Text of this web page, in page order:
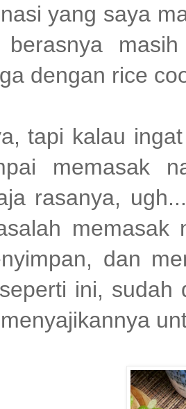
yang saya
berasnya
dengan rice
tapi kalau
memasak
rasanya,
memasak
dan
ini,